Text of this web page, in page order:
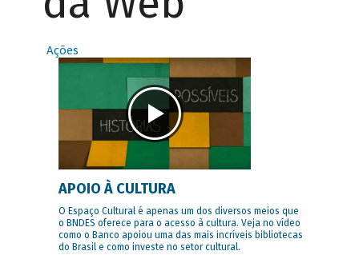
Ações
APOIO À CULTURA
O Espaço Cultural é apenas um dos diversos meios que
o BNDES oferece para o acesso à cultura. Veja no vídeo
como o Banco apoiou uma das mais incríveis bibliotecas
do Brasil e como investe no setor cultural.